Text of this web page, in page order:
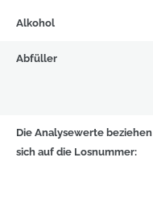
Alkohol
Abfüller
Die Analysewerte beziehen
sich auf die Losnummer: